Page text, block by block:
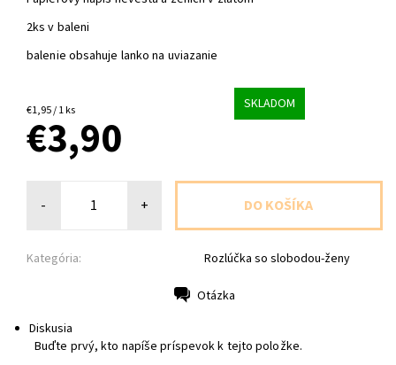
2ks v baleni
balenie obsahuje lanko na uviazanie
€1,95 / 1 ks SKLADOM
€3,90
- +
Kategória: Rozlúčka so slobodou-ženy
Otázka
Diskusia
Buďte prvý, kto napíše príspevok k tejto položke.